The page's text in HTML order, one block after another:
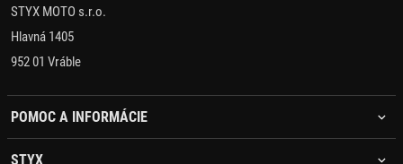
STYX MOTO s.r.o.
Hlavná 1405
952 01 Vráble
POMOC A INFORMÁCIE
STYX